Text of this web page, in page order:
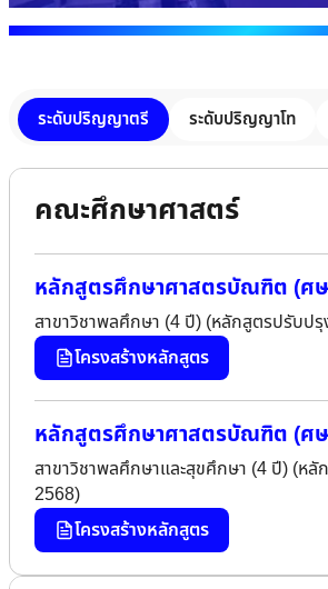
ระดับปริญญาตรี ระดับปริญญาโท
คณะศึกษาศาสตร์
หลักสูตรศึกษาศาสตรบัณฑิต (ศ
สาขาวิชาพลศึกษา (4 ปี) (หลักสูตรปรับป
โครงสร้างหลักสูตร
หลักสูตรศึกษาศาสตรบัณฑิต (ศ
สาขาวิชาพลศึกษาและสุขศึกษา (4 ปี) (ห
2568)
โครงสร้างหลักสูตร